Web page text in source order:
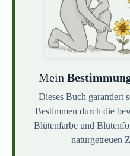
Mein
Dieses Buch garantiert
Bestimmen durch die
Blütenfarbe und
naturgetreuen